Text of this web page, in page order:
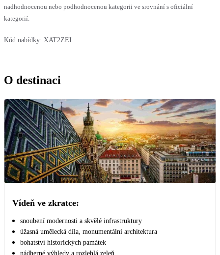
nadhodnocenou nebo podhodnocenou kategorii ve srovnání s oficiální
kategorií.
Kód nabídky: XAT2ZEI
O destinaci
Vídeň ve zkratce:
snoubení modernosti a skvělé infrastruktury
úžasná umělecká díla, monumentální architektura
bohatství historických památek
nádherné výhledy a rozlehlá zeleň